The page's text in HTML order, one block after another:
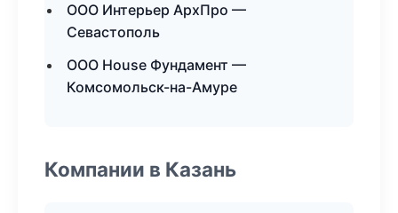
ООО Интерьер АрхПро —
Севастополь
ООО House Фундамент —
Комсомольск-на-Амуре
Компании в Казань